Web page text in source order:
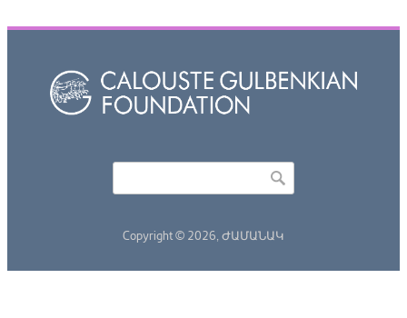
Copyright © 2026, ԺԱՄԱՆԱԿ